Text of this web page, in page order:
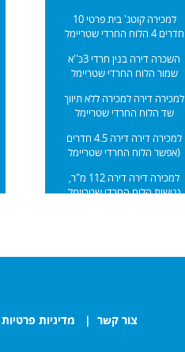
למכירה קוטג' בית פרטי 10
חדרים 4 הלוח החרדי שטריימל
השכרה דירה בנין חרדי 3כ''א
שמור הלוח החרדי שטריימל
למכירה דירה למכירה ללא תיווך
שד הלוח החרדי שטריימל
למכירה דירה דירה 4.5 חדרים
(אפשר הלוח החרדי שטריימל
למכירה דירה דירה 112 מ"ר,
נגישות הלוח החרדי שטריימל
צור קשר | מדיניות פרטיות